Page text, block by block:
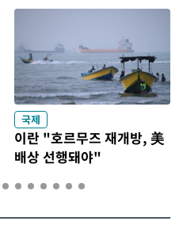
국제
이란 "호르무즈 재개방, 美
배상 선행돼야"